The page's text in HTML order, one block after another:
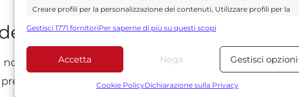
Creare profili per la personalizzazione dei contenuti, Utilizzare profili per la
Utilizzare dati limitati per la selezione dei contenuti.
Funzionalità Sempre
Abbinare e combinare dati provenienti da altre fonti di dati,
Gestisci 1771 fornitoriPer saperne di più su questi scopi
Accetta Nega Gestisci opzioni
Cookie PolicyDichiarazione sulla Privacy
mare
nord-occidentali, generalmentedeboli o moderati,
dal pomeriggio.